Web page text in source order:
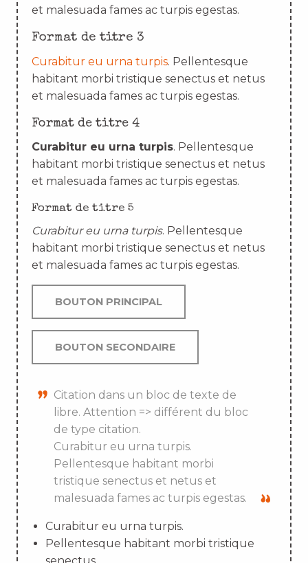
et malesuada fames ac turpis egestas.
Format de titre 3
Curabitur eu urna turpis. Pellentesque
habitant morbi tristique senectus et netus
et malesuada fames ac turpis egestas.
Format de titre 4
Curabitur eu urna turpis. Pellentesque
habitant morbi tristique senectus et netus
et malesuada fames ac turpis egestas.
Format de titre 5
Curabitur eu urna turpis. Pellentesque
habitant morbi tristique senectus et netus
et malesuada fames ac turpis egestas.
BOUTON PRINCIPAL
BOUTON SECONDAIRE
Citation dans un bloc de texte de
libre. Attention => différent du bloc
de type citation.
Curabitur eu urna turpis.
Pellentesque habitant morbi
tristique senectus et netus et
malesuada fames ac turpis egestas.
Curabitur eu urna turpis.
Pellentesque habitant morbi tristique